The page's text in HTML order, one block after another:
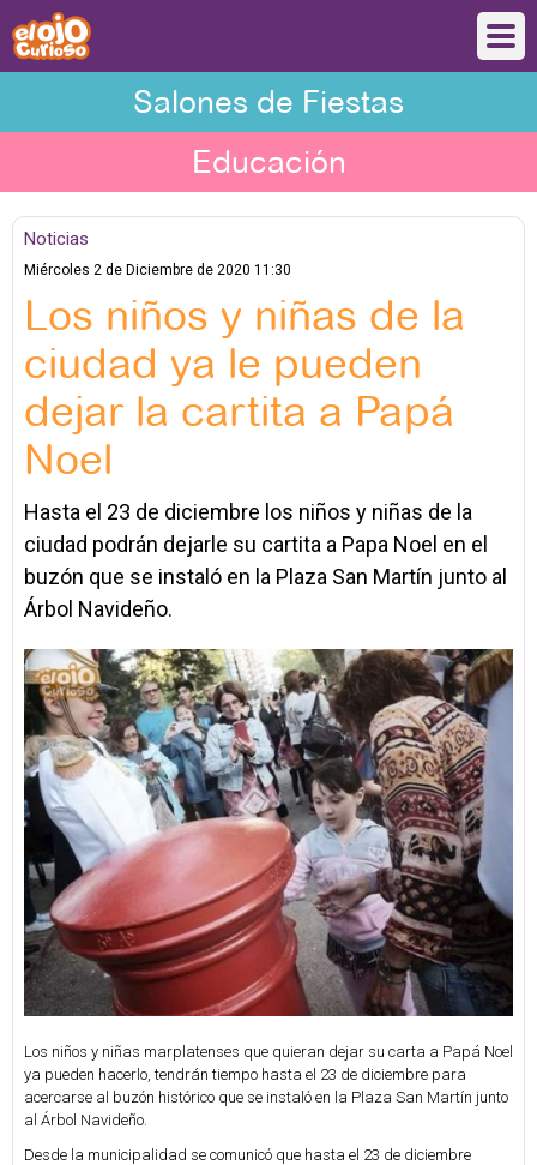
Salones de Fiestas
Educación
Noticias
Miércoles 2 de Diciembre de 2020 11:30
Los niños y niñas de la
ciudad ya le pueden
dejar la cartita a Papá
Noel
Hasta el 23 de diciembre los niños y niñas de la
ciudad podrán dejarle su cartita a Papa Noel en el
buzón que se instaló en la Plaza San Martín junto al
Árbol Navideño.
Los niños y niñas marplatenses que quieran dejar su carta a Papá Noel
ya pueden hacerlo, tendrán tiempo hasta el 23 de diciembre para
acercarse al buzón histórico que se instaló en la Plaza San Martín junto
al Árbol Navideño.
Desde la municipalidad se comunicó que hasta el 23 de diciembre